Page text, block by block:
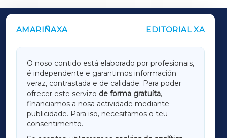
AMARIÑAXA EDITORIAL XA
O noso contido está elaborado por profesionais,
é independente e garantimos información
veraz, contrastada e de calidade. Para poder
ofrecer este servizo de forma gratuíta,
financiamos a nosa actividade mediante
publicidade. Para iso, necesitamos o teu
consentimento.
OUTROS PERIÓDICOS
LUGOXA
TERRACHAXA